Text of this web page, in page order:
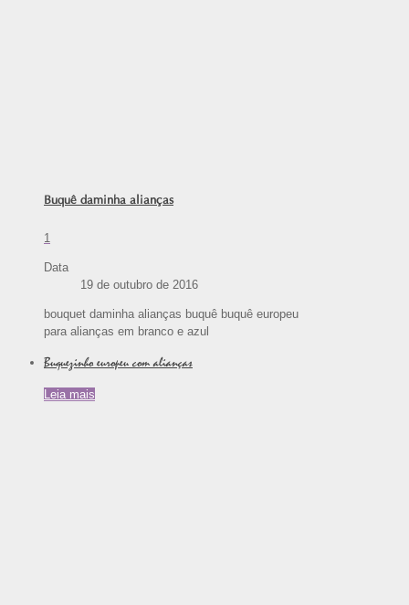
Buquê daminha alianças
1
Data
19 de outubro de 2016
bouquet daminha alianças buquê buquê europeu
para alianças em branco e azul
Buquezinho europeu com alianças
Leia mais